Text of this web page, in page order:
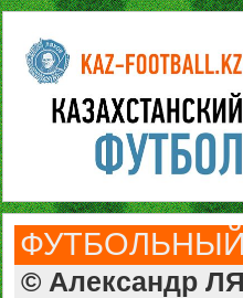
ФУТБОЛЬНЫЙ
© Александр